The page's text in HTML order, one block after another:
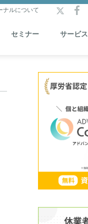
ナルについて
セミナー サービス